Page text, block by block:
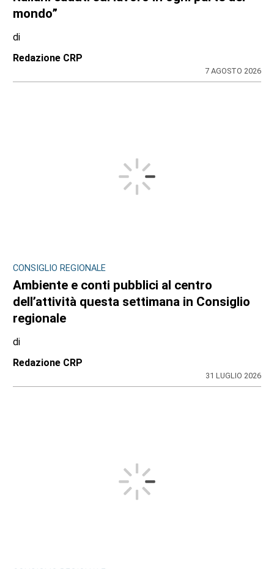
mondo”
di
Redazione CRP
7 AGOSTO 2026
CONSIGLIO REGIONALE
Ambiente e conti pubblici al centro
dell’attività questa settimana in Consiglio
regionale
di
Redazione CRP
31 LUGLIO 2026